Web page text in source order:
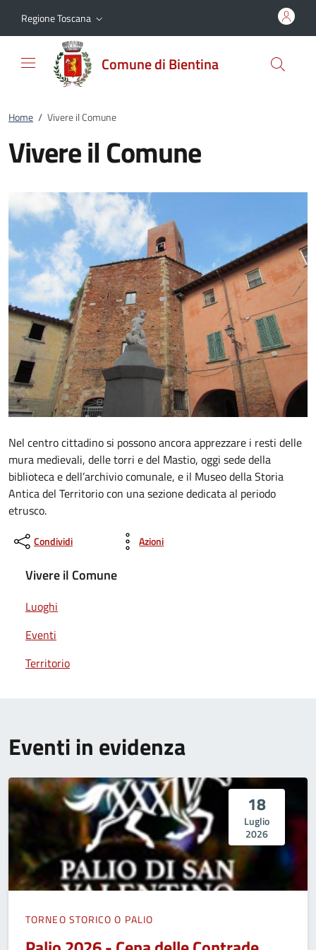
Regione Toscana
Comune di Bientina
Home / Vivere il Comune
Vivere il Comune
Nel centro cittadino si possono ancora apprezzare i resti delle
mura medievali, delle torri e del Mastio, oggi sede della
biblioteca e dell’archivio comunale, e il Museo della Storia
Antica del Territorio con una sezione dedicata al periodo
etrusco.
Condividi Azioni
Vivere il Comune
Luoghi
Eventi
Territorio
Eventi in evidenza
18
Luglio
2026
TORNEO STORICO O PALIO